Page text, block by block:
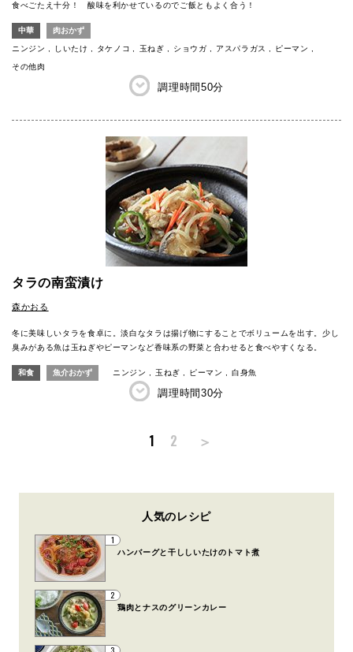
食べごたえ十分！ 酸味を利かせているのでご飯ともよく合う！
中華 肉おかず
ニンジン しいたけ タケノコ 玉ねぎ ショウガ アスパラガス ピーマン
その他肉
調理時間50分
タラの南蛮漬け
森かおる
冬に美味しいタラを食卓に。淡白なタラは揚げ物にすることでボリュームを出す。少し
臭みがある魚は玉ねぎやピーマンなど香味系の野菜と合わせると食べやすくなる。
和食 魚介おかず ニンジン 玉ねぎ ピーマン 白身魚
調理時間30分
1 2 ＞
人気のレシピ
1
ハンバーグと干ししいたけのトマト煮
2
鶏肉とナスのグリーンカレー